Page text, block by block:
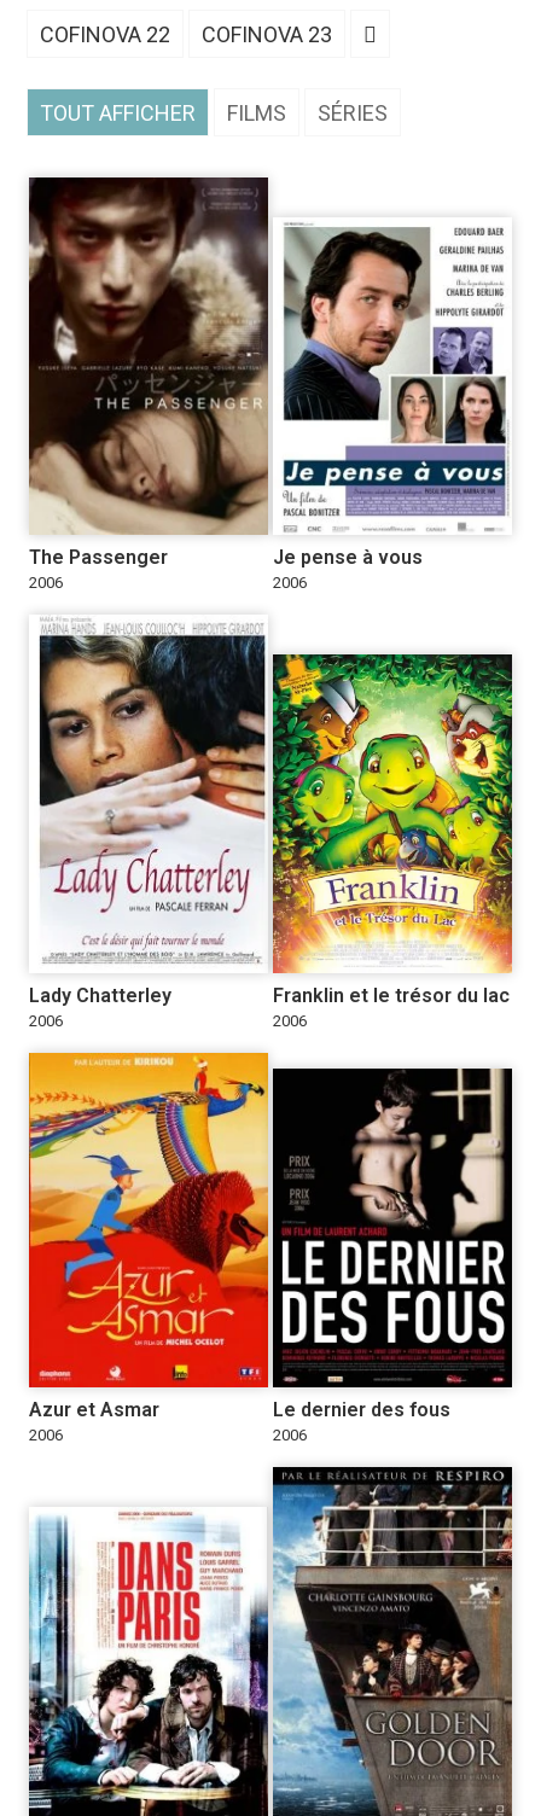
COFINOVA 22 COFINOVA 23
TOUT AFFICHER FILMS SÉRIES
The Passenger
2006
Je pense à vous
2006
Lady Chatterley
2006
Franklin et le trésor du lac
2006
Azur et Asmar
2006
Le dernier des fous
2006